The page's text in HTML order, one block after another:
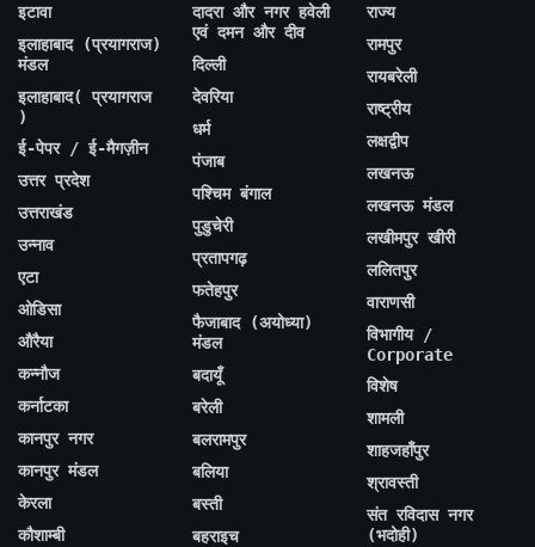
इटावा
इलाहाबाद (प्रयागराज)
मंडल
इलाहाबाद( प्रयागराज
)
ई-पेपर / ई-मैगज़ीन
उत्तर प्रदेश
उत्तराखंड
उन्नाव
एटा
ओडिसा
औरैया
कन्नौज
कर्नाटका
कानपुर नगर
कानपुर मंडल
केरला
कौशाम्बी
दादरा और नगर हवेली
एवं दमन और दीव
दिल्ली
देवरिया
धर्म
पंजाब
पश्चिम बंगाल
पुडुचेरी
प्रतापगढ़
फतेहपुर
फैजाबाद (अयोध्या)
मंडल
बदायूँ
बरेली
बलरामपुर
बलिया
बस्ती
बहराइच
राज्य
रामपुर
रायबरेली
राष्ट्रीय
लक्षद्वीप
लखनऊ
लखनऊ मंडल
लखीमपुर खीरी
ललितपुर
वाराणसी
विभागीय /
Corporate
विशेष
शामली
शाहजहाँपुर
श्रावस्ती
संत रविदास नगर
(भदोही)